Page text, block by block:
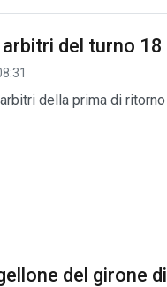
del turno 18
della prima di ritorno
del girone di